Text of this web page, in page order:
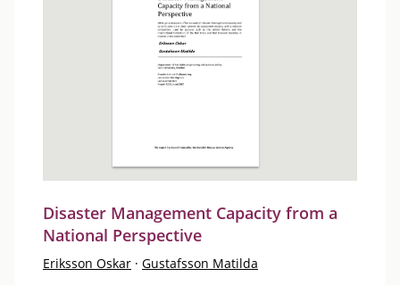
Disaster Management Capacity from a
National Perspective
Eriksson Oskar · Gustafsson Matilda